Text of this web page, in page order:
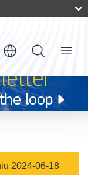
Menu
2024-06-18